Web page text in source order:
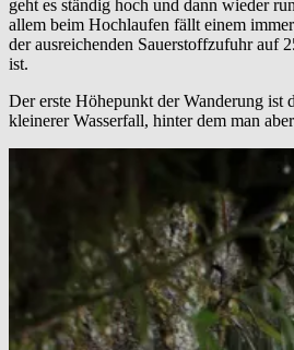
geht es ständig hoch und dann wieder
allem beim Hochlaufen fällt einem
der ausreichenden Sauerstoffzufuhr auf
ist.
Der erste Höhepunkt der Wanderung ist
kleinerer Wasserfall, hinter dem man